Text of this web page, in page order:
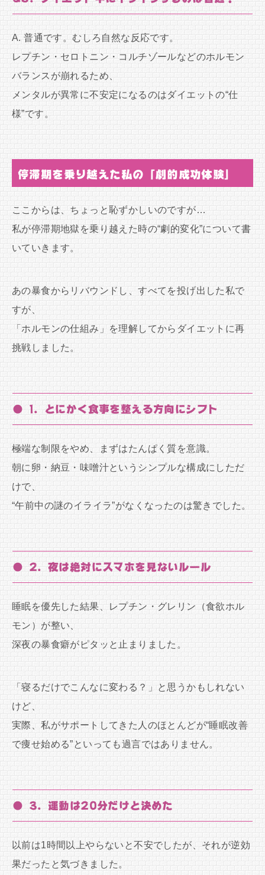
A. 普通です。むしろ自然な反応です。
レプチン・セロトニン・コルチゾールなどのホルモン
バランスが崩れるため、
メンタルが異常に不安定になるのはダイエットの“仕
様”です。
停滞期を乗り越えた私の「劇的成功体験」
ここからは、ちょっと恥ずかしいのですが…
私が停滞期地獄を乗り越えた時の“劇的変化”について書
いていきます。
あの暴食からリバウンドし、すべてを投げ出した私で
すが、
「ホルモンの仕組み」を理解してからダイエットに再
挑戦しました。
● 1. とにかく食事を整える方向にシフト
極端な制限をやめ、まずはたんぱく質を意識。
朝に卵・納豆・味噌汁というシンプルな構成にしただ
けで、
“午前中の謎のイライラ”がなくなったのは驚きでした。
● 2. 夜は絶対にスマホを見ないルール
睡眠を優先した結果、レプチン・グレリン（食欲ホル
モン）が整い、
深夜の暴食癖がピタッと止まりました。
「寝るだけでこんなに変わる？」と思うかもしれない
けど、
実際、私がサポートしてきた人のほとんどが“睡眠改善
で痩せ始める”といっても過言ではありません。
● 3. 運動は20分だけと決めた
以前は1時間以上やらないと不安でしたが、それが逆効
果だったと気づきました。